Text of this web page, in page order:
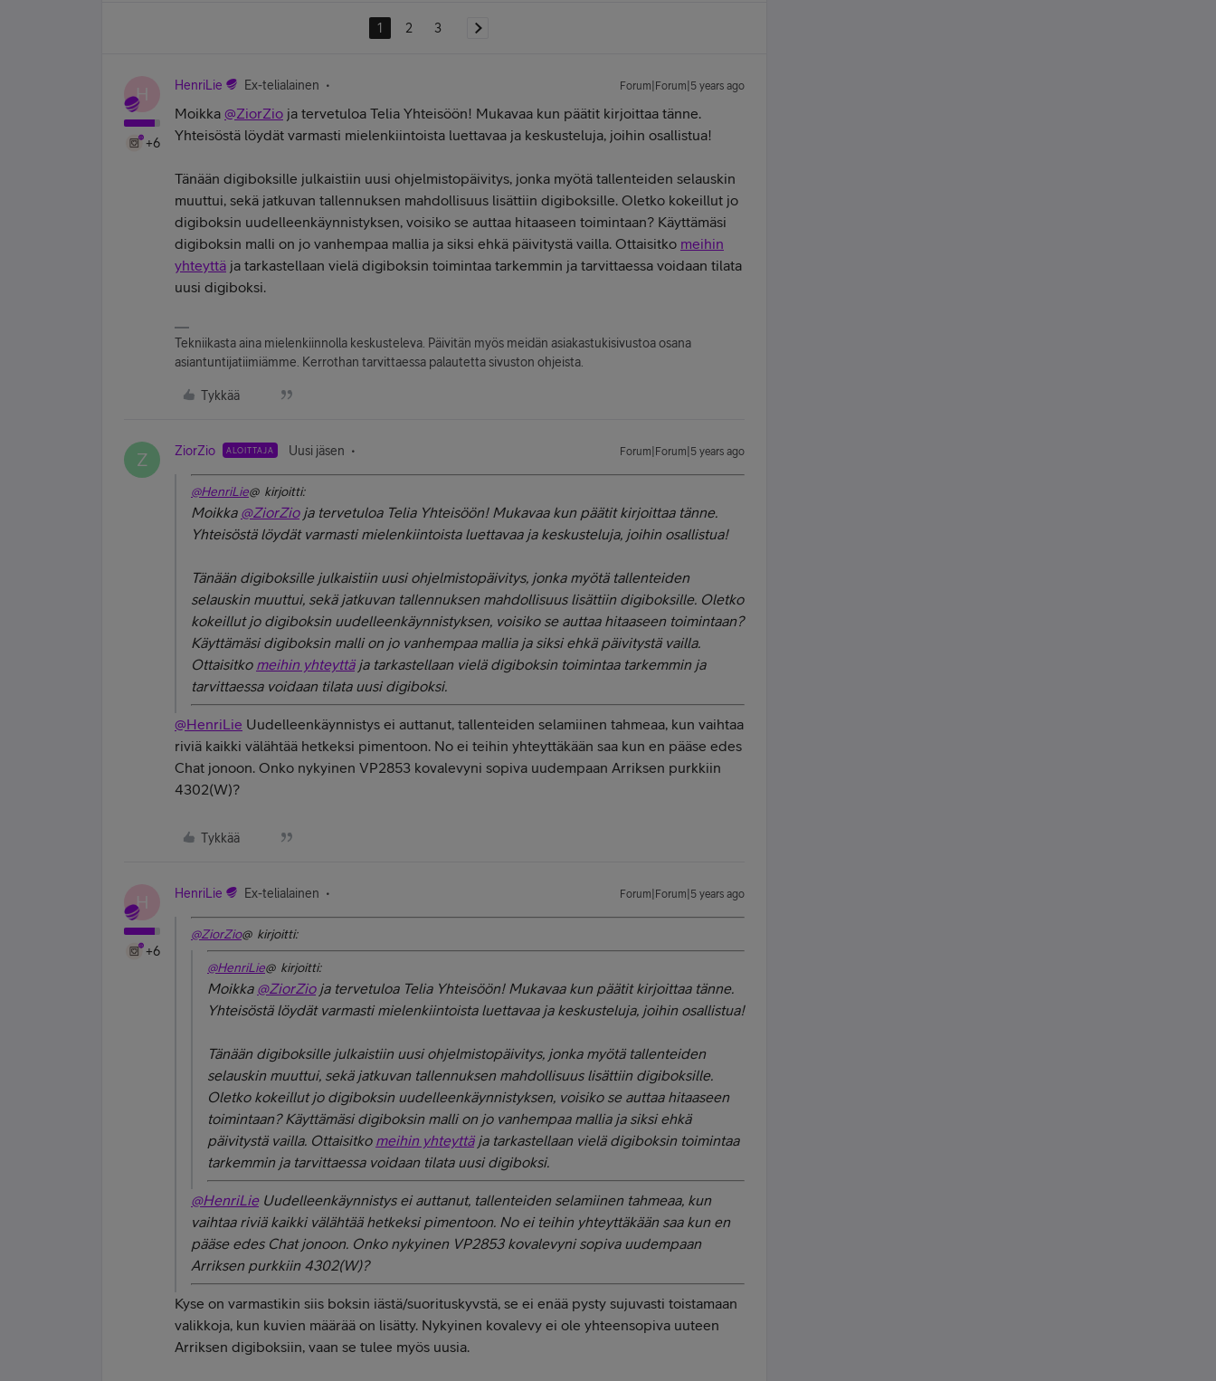
1 2 3
H
+6
HenriLie Ex-telialainen Forum|Forum|5 years ago
Moikka @ZiorZio ja tervetuloa Telia Yhteisöön! Mukavaa kun päätit kirjoittaa tänne.
Yhteisöstä löydät varmasti mielenkiintoista luettavaa ja keskusteluja, joihin osallistua!
Tänään digiboksille julkaistiin uusi ohjelmistopäivitys, jonka myötä tallenteiden selauskin
muuttui, sekä jatkuvan tallennuksen mahdollisuus lisättiin digiboksille. Oletko kokeillut jo
digiboksin uudelleenkäynnistyksen, voisiko se auttaa hitaaseen toimintaan? Käyttämäsi
digiboksin malli on jo vanhempaa mallia ja siksi ehkä päivitystä vailla. Ottaisitko meihin
yhteyttä ja tarkastellaan vielä digiboksin toimintaa tarkemmin ja tarvittaessa voidaan tilata
uusi digiboksi.
Tekniikasta aina mielenkiinnolla keskusteleva. Päivitän myös meidän asiakastukisivustoa osana
asiantuntijatiimiämme. Kerrothan tarvittaessa palautetta sivuston ohjeista.
Tykkää
Z ZiorZio ALOITTAJA Uusi jäsen Forum|Forum|5 years ago
@HenriLie@ kirjoitti:
Moikka @ZiorZioja tervetuloa Telia Yhteisöön! Mukavaa kun päätit kirjoittaa tänne.
Yhteisöstä löydät varmasti mielenkiintoista luettavaa ja keskusteluja, joihin osallistua!
Tänään digiboksille julkaistiin uusi ohjelmistopäivitys, jonka myötä tallenteiden
selauskin muuttui, sekä jatkuvan tallennuksen mahdollisuus lisättiin digiboksille. Oletko
kokeillut jo digiboksin uudelleenkäynnistyksen, voisiko se auttaa hitaaseen toimintaan?
Käyttämäsi digiboksin malli on jo vanhempaa mallia ja siksi ehkä päivitystä vailla.
Ottaisitko meihin yhteyttäja tarkastellaan vielä digiboksin toimintaa tarkemmin ja
tarvittaessa voidaan tilata uusi digiboksi.
@HenriLie Uudelleenkäynnistys ei auttanut, tallenteiden selamiinen tahmeaa, kun vaihtaa
riviä kaikki välähtää hetkeksi pimentoon. No ei teihin yhteyttäkään saa kun en pääse edes
Chat jonoon. Onko nykyinen VP2853 kovalevyni sopiva uudempaan Arriksen purkkiin
4302(W)?
Tykkää
H
+6
HenriLie Ex-telialainen Forum|Forum|5 years ago
@ZiorZio@ kirjoitti:
@HenriLie@ kirjoitti:
Moikka @ZiorZioja tervetuloa Telia Yhteisöön! Mukavaa kun päätit kirjoittaa tänne.
Yhteisöstä löydät varmasti mielenkiintoista luettavaa ja keskusteluja, joihin osallistua!
Tänään digiboksille julkaistiin uusi ohjelmistopäivitys, jonka myötä tallenteiden
selauskin muuttui, sekä jatkuvan tallennuksen mahdollisuus lisättiin digiboksille.
Oletko kokeillut jo digiboksin uudelleenkäynnistyksen, voisiko se auttaa hitaaseen
toimintaan? Käyttämäsi digiboksin malli on jo vanhempaa mallia ja siksi ehkä
päivitystä vailla. Ottaisitko meihin yhteyttäja tarkastellaan vielä digiboksin toimintaa
tarkemmin ja tarvittaessa voidaan tilata uusi digiboksi.
@HenriLieUudelleenkäynnistys ei auttanut, tallenteiden selamiinen tahmeaa, kun
vaihtaa riviä kaikki välähtää hetkeksi pimentoon. No ei teihin yhteyttäkään saa kun en
pääse edes Chat jonoon. Onko nykyinen VP2853 kovalevyni sopiva uudempaan
Arriksen purkkiin 4302(W)?
Kyse on varmastikin siis boksin iästä/suorituskyvstä, se ei enää pysty sujuvasti toistamaan
valikkoja, kun kuvien määrää on lisätty. Nykyinen kovalevy ei ole yhteensopiva uuteen
Arriksen digiboksiin, vaan se tulee myös uusia.